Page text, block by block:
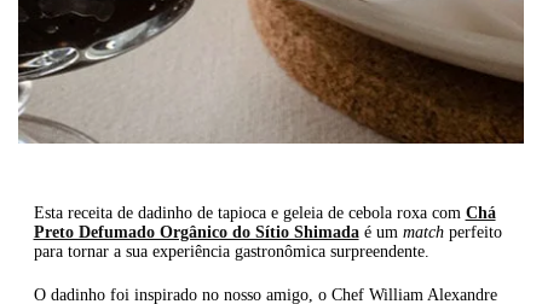
Esta receita de dadinho de tapioca e geleia de cebola roxa com Chá
Preto Defumado Orgânico do Sítio Shimadaé um matchperfeito
para tornar a sua experiência gastronômica surpreendente.
O dadinho foi inspirado no nosso amigo, o Chef William Alexandre